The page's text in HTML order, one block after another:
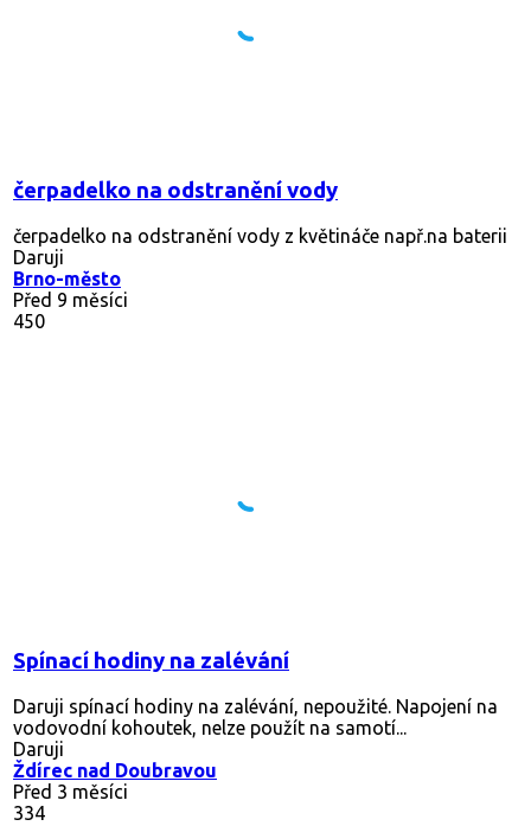
čerpadelko na odstranění vody
čerpadelko na odstranění vody z květináče např.na baterii
Daruji
Brno-město
Před 9 měsíci
450
Spínací hodiny na zalévání
Daruji spínací hodiny na zalévání, nepoužité. Napojení na
vodovodní kohoutek, nelze použít na samotí...
Daruji
Ždírec nad Doubravou
Před 3 měsíci
334